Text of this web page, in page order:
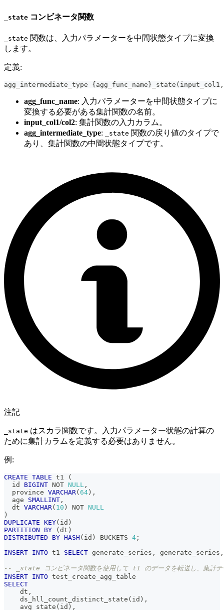
_state コンビネータ関数
_state 関数は、入力パラメーターを中間状態タイプに変換
します。
定義:
agg_intermediate_type {agg_func_name}_state ( input_col1 ,
agg_func_name: 入力パラメーターを中間状態タイプに
変換する必要がある集計関数の名前。
input_col1/col2: 集計関数の入力カラム。
agg_intermediate_type: _state 関数の戻り値のタイプで
あり、集計関数の中間状態タイプです。
注記
_state はスカラ関数です。入力パラメーター状態の計算の
ために集計カラムを定義する必要はありません。
例:
CREATE TABLE t1
(
  id
BIGINT NOT NULL ,
  province
VARCHAR( 64 ) ,
  age
SMALLINT ,
  dt
VARCHAR( 10 ) NOT NULL
)
DUPLICATE KEY( id )
PARTITION
BY ( dt )
DISTRIBUTED
BY HASH ( id ) BUCKETS 4 ;
INSERT INTO t1 SELECT generate_series , generate_series ,
-- _state コンビネータ関数を使用して t1 のデータを転送し、集計テ
INSERT INTO test_create_agg_table
SELECT
    dt
,
    ds_hll_count_distinct_state
( id ) ,
    avg_state
( id ) ,